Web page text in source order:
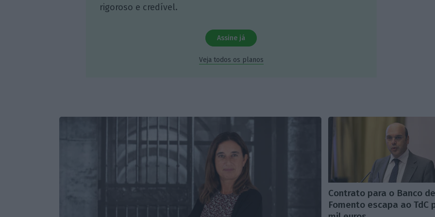
rigoroso e credível.
Assine já
Veja todos os planos
Contrato para o Banco de
Fomento escapa ao TdC